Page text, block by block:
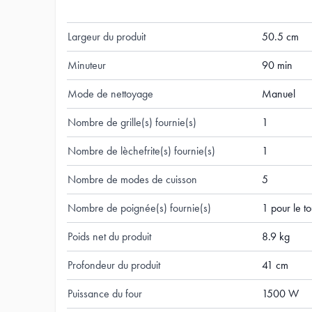
Largeur du produit 50.5 cm
Minuteur 90 min
Mode de nettoyage Manuel
Nombre de grille(s) fournie(s) 1
Nombre de lèchefrite(s) fournie(s) 1
Nombre de modes de cuisson 5
Nombre de poignée(s) fournie(s) 1 pour le
Poids net du produit 8.9 kg
Profondeur du produit 41 cm
Puissance du four 1500 W